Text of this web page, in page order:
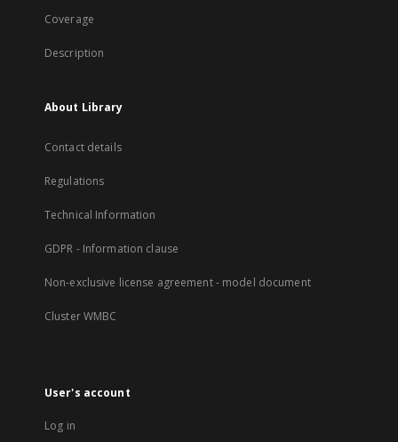
Coverage
Description
About Library
Contact details
Regulations
Technical Information
GDPR - Information clause
Non-exclusive license agreement - model document
Cluster WMBC
User's account
Log in